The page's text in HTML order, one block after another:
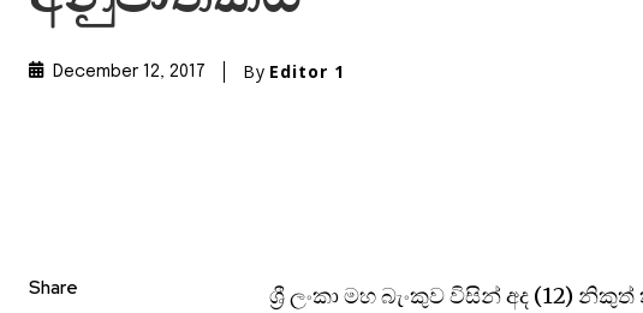
December 12, 2017 By Editor 1
Share
ශ්‍රී ලංකා මහ බැංකුව විසින් අද (12)